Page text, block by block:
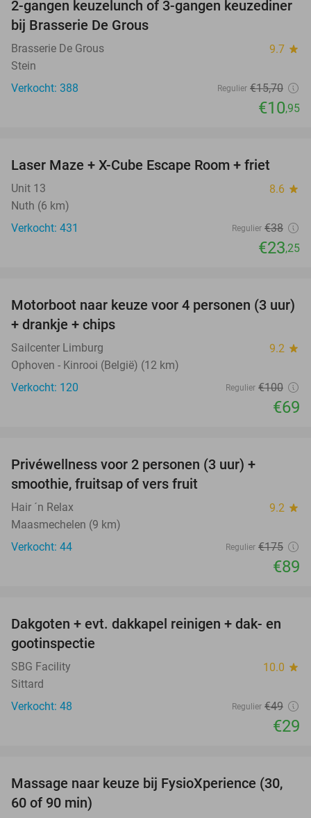
30%
2-gangen keuzelunch of 3-gangen keuzediner
bij Brasserie De Grous
Brasserie De Grous 9.7 star
Stein
Verkocht: 388
Regulier €15,70
€10,95
39%
Laser Maze + X-Cube Escape Room + friet
Unit 13 8.6 star
Nuth (6 km)
Verkocht: 431
Regulier €38
€23,25
31%
Motorboot naar keuze voor 4 personen (3 uur)
+ drankje + chips
Sailcenter Limburg 9.2 star
Ophoven - Kinrooi (België) (12 km)
Verkocht: 120
Regulier €100
€69
Privéwellness voor 2 personen (3 uur) +
smoothie, fruitsap of vers fruit
Hair ´n Relax 9.2 star
Maasmechelen (9 km)
Verkocht: 44
Regulier €175
€89
41%
Dakgoten + evt. dakkapel reinigen + dak- en
gootinspectie
SBG Facility 10.0 star
Sittard
Verkocht: 48
Regulier €49
€29
44%
Massage naar keuze bij FysioXperience (30,
60 of 90 min)